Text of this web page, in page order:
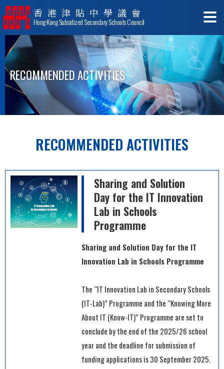
香港津貼中學議會
Hong Kong Subsidized Secondary Schools Council
RECOMMENDED ACTIVITIES
RECOMMENDED ACTIVITIES
Sharing and Solution
Day for the IT Innovation
Lab in Schools
Programme
Sharing and Solution Day for the IT
Innovation Lab in Schools Programme
The “IT Innovation Lab in Secondary Schools
(IT-Lab)” Programme and the “Knowing More
About IT (Know-IT)” Programme are set to
conclude by the end of the 2025/26 school
year and the deadline for submission of
funding applications is 30 September 2025.